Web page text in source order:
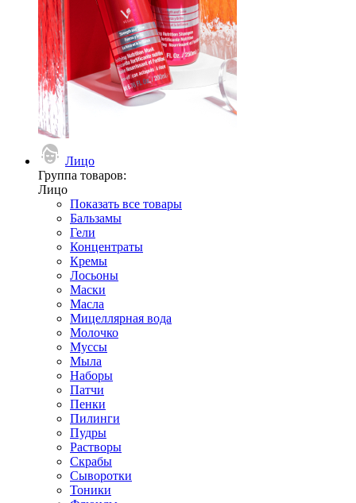
Лицо
Группа товаров:
Лицо
Показать все товары
Бальзамы
Гели
Концентраты
Кремы
Лосьоны
Маски
Масла
Мицеллярная вода
Молочко
Муссы
Мыла
Наборы
Патчи
Пенки
Пилинги
Пудры
Растворы
Скрабы
Сыворотки
Тоники